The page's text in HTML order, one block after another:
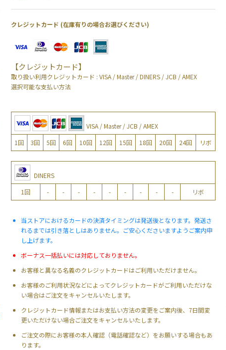
クレジットカード (在庫有りの場合お選びください)
【クレジットカード】
取り扱い利用クレジットカード : VISA / Master / DINERS / JCB / AMEX
選択可能な支払い方法
VISA / Master / JCB / AMEX
1回
3回 5回 6回 10回 12回 15回 18回 20回 24回 リボ
DINERS
1回
- - - - - - - - - リボ
当ストアにおけるカードの決済タイミングは発送後となります。発送さ
れるまでは引き落としはありません。ご安心くださいますようご案内申
し上げます。
ボーナス一括払いには対応しておりません。
お客様と異なる名義のクレジットカードはご利用いただけません。
お客様のご利用状況などによってクレジットカードがご利用いただけな
い場合はご注文をキャンセルいたします。
クレジットカード情報またはお支払い方法の変更をご案内後、7日間変
更いただけない場合ご注文をキャンセルいたします。
ご注文の際にお客様の本人確認（電話確認など）をお願いする場合もあ
ります。